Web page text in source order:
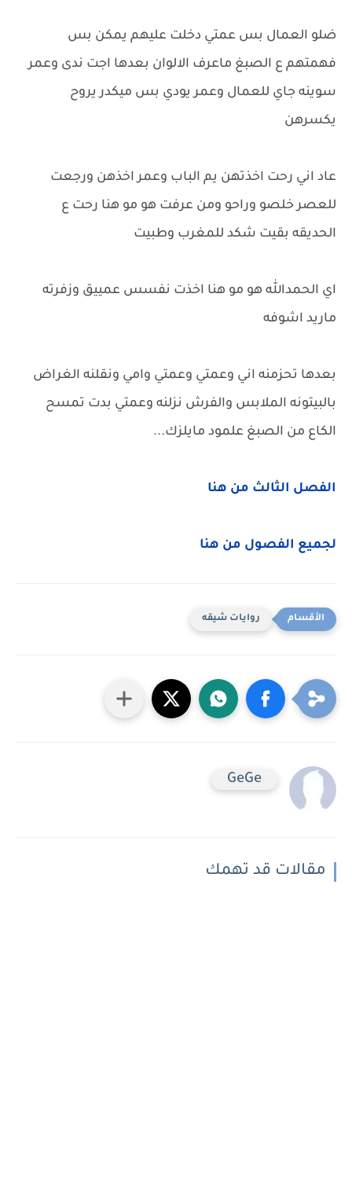
ضلو العمال بس عمتي دخلت عليهم يمكن بس
فهمتهم ع الصبغ ماعرف الالوان بعدها اجت ندى وعمر
سوينه جاي للعمال وعمر يودي بس ميكدر يروح
يكسرهن
عاد اني رحت اخذتهن يم الباب وعمر اخذهن ورجعت
للعصر خلصو وراحو ومن عرفت هو مو هنا رحت ع
الحديقه بقيت شكد للمغرب وطبيت
اي الحمدالله هو مو هنا اخذت نفسس عمييق وزفرته
ماريد اشوفه
بعدها تحزمنه اني وعمتي وعمتي وامي ونقلنه الغراض
بالبيتونه الملابس والفرش نزلنه وعمتي بدت تمسح
الكاع من الصبغ علمود مايلزك...
الفصل الثالث من هنا
لجميع الفصول من هنا
روايات شيقه
GeGe
مقالات قد تهمك